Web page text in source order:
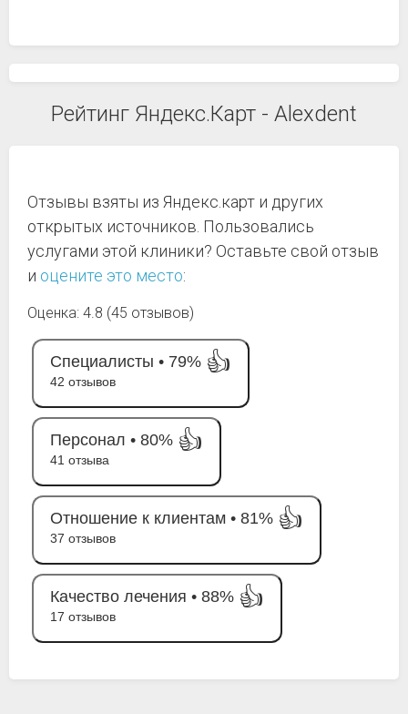
Рейтинг Яндекс.Карт - Alexdent
Отзывы взяты из Яндекс.карт и других
открытых источников. Пользовались
услугами этой клиники? Оставьте свой отзыв
и оцените это место:
Оценка: 4.8 (45 отзывов)
Специалисты • 79% 👍
42 отзывов
Персонал • 80% 👍
41 отзыва
Отношение к клиентам • 81% 👍
37 отзывов
Качество лечения • 88% 👍
17 отзывов